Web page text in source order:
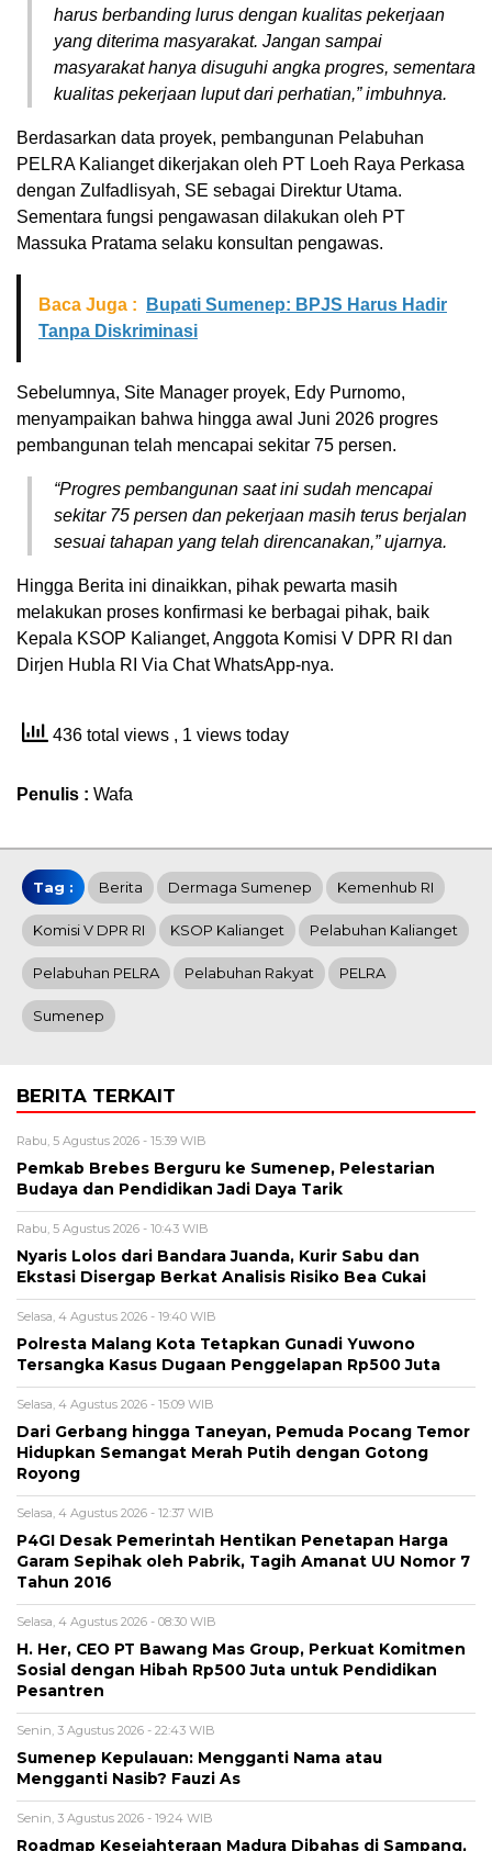
harus berbanding lurus dengan kualitas pekerjaan
yang diterima masyarakat. Jangan sampai
masyarakat hanya disuguhi angka progres, sementara
kualitas pekerjaan luput dari perhatian,” imbuhnya.
Berdasarkan data proyek, pembangunan Pelabuhan
PELRA Kalianget dikerjakan oleh PT Loeh Raya Perkasa
dengan Zulfadlisyah, SE sebagai Direktur Utama.
Sementara fungsi pengawasan dilakukan oleh PT
Massuka Pratama selaku konsultan pengawas.
Baca Juga :
Bupati Sumenep: BPJS Harus Hadir
Tanpa Diskriminasi
Sebelumnya, Site Manager proyek, Edy Purnomo,
menyampaikan bahwa hingga awal Juni 2026 progres
pembangunan telah mencapai sekitar 75 persen.
“Progres pembangunan saat ini sudah mencapai
sekitar 75 persen dan pekerjaan masih terus berjalan
sesuai tahapan yang telah direncanakan,” ujarnya.
Hingga Berita ini dinaikkan, pihak pewarta masih
melakukan proses konfirmasi ke berbagai pihak, baik
Kepala KSOP Kalianget, Anggota Komisi V DPR RI dan
Dirjen Hubla RI Via Chat WhatsApp-nya.
436 total views , 1 views today
Penulis : Wafa
Tag : Berita Dermaga Sumenep Kemenhub RI
Komisi V DPR RI KSOP Kalianget Pelabuhan Kalianget
Pelabuhan PELRA Pelabuhan Rakyat PELRA
Sumenep
BERITA TERKAIT
Rabu, 5 Agustus 2026 - 15:39 WIB
Pemkab Brebes Berguru ke Sumenep, Pelestarian
Budaya dan Pendidikan Jadi Daya Tarik
Rabu, 5 Agustus 2026 - 10:43 WIB
Nyaris Lolos dari Bandara Juanda, Kurir Sabu dan
Ekstasi Disergap Berkat Analisis Risiko Bea Cukai
Selasa, 4 Agustus 2026 - 19:40 WIB
Polresta Malang Kota Tetapkan Gunadi Yuwono
Tersangka Kasus Dugaan Penggelapan Rp500 Juta
Selasa, 4 Agustus 2026 - 15:09 WIB
Dari Gerbang hingga Taneyan, Pemuda Pocang Temor
Hidupkan Semangat Merah Putih dengan Gotong
Royong
Selasa, 4 Agustus 2026 - 12:37 WIB
P4GI Desak Pemerintah Hentikan Penetapan Harga
Garam Sepihak oleh Pabrik, Tagih Amanat UU Nomor 7
Tahun 2016
Selasa, 4 Agustus 2026 - 08:30 WIB
H. Her, CEO PT Bawang Mas Group, Perkuat Komitmen
Sosial dengan Hibah Rp500 Juta untuk Pendidikan
Pesantren
Senin, 3 Agustus 2026 - 22:43 WIB
Sumenep Kepulauan: Mengganti Nama atau
Mengganti Nasib? Fauzi As
Senin, 3 Agustus 2026 - 19:24 WIB
Roadmap Kesejahteraan Madura Dibahas di Sampang,